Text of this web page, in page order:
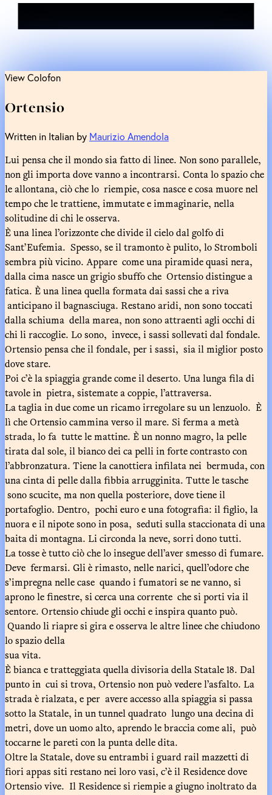
View Colofon
Ortensio
Written in Italian by Maurizio Amendola
Lui pensa che il mondo sia fatto di linee. Non sono parallele,
non gli importa dove vanno a incontrarsi. Conta lo spazio che
le allontana, ciò che lo riempie, cosa nasce e cosa muore nel
tempo che le trattiene, immutate e immaginarie, nella
solitudine di chi le osserva.
È una linea l’orizzonte che divide il cielo dal golfo di
Sant’Eufemia. Spesso, se il tramonto è pulito, lo Stromboli
sembra più vicino. Appare come una piramide quasi nera,
dalla cima nasce un grigio sbuffo che Ortensio distingue a
fatica. È una linea quella formata dai sassi che a riva
anticipano il bagnasciuga. Restano aridi, non sono toccati
dalla schiuma della marea, non sono attraenti agli occhi di
chi li raccoglie. Lo sono, invece, i sassi sollevati dal fondale.
Ortensio pensa che il fondale, per i sassi, sia il miglior posto
dove stare.
Poi c’è la spiaggia grande come il deserto. Una lunga fila di
tavole in pietra, sistemate a coppie, l’attraversa.
La taglia in due come un ricamo irregolare su un lenzuolo. È
lì che Ortensio cammina verso il mare. Si ferma a metà
strada, lo fa tutte le mattine. È un nonno magro, la pelle
tirata dal sole, il bianco dei ca pelli in forte contrasto con
l’abbronzatura. Tiene la canottiera infilata nei bermuda, con
una cinta di pelle dalla fibbia arrugginita. Tutte le tasche
sono scucite, ma non quella posteriore, dove tiene il
portafoglio. Dentro, pochi euro e una fotografia: il figlio, la
nuora e il nipote sono in posa, seduti sulla staccionata di una
baita di montagna. Li circonda la neve, sorri dono tutti.
La tosse è tutto ciò che lo insegue dell’aver smesso di fumare.
Deve fermarsi. Gli è rimasto, nelle narici, quell’odore che
s’impregna nelle case quando i fumatori se ne vanno, si
aprono le finestre, si cerca una corrente che si porti via il
sentore. Ortensio chiude gli occhi e inspira quanto può.
Quando li riapre si gira e osserva le altre linee che chiudono
lo spazio della
sua vita.
È bianca e tratteggiata quella divisoria della Statale 18. Dal
punto in cui si trova, Ortensio non può vedere l’asfalto. La
strada è rialzata, e per avere accesso alla spiaggia si passa
sotto la Statale, in un tunnel quadrato lungo una decina di
metri, dove un uomo alto, aprendo le braccia come ali, può
toccarne le pareti con la punta delle dita.
Oltre la Statale, dove su entrambi i guard rail mazzetti di
fiori appas siti restano nei loro vasi, c’è il Residence dove
Ortensio vive. Il Residence si riempie a giugno inoltrato da